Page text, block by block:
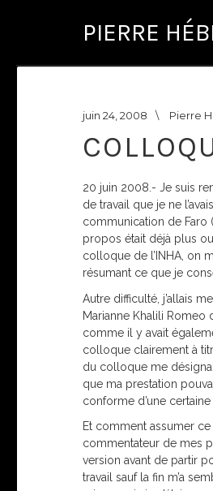
PIERRE
juin 24, 2008 \ Pierre
20 juin 2008.- Je suis
de travail que je ne
communication de Faro
propos était déjà plus
colloque de l’INHA, on
résumant ce que je
Autre difficulté, j’allais
Marianne Khalili Romeo
comme il y avait
colloque clairement à
du colloque me
que ma prestation
conforme d’une
Et comment assumer
commentateur de mes
version avant de partir
travail sauf la fin m’a